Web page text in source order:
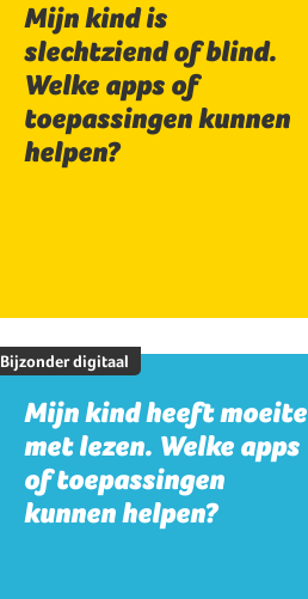
Mijn kind is
slechtziend of blind.
Welke apps of
toepassingen kunnen
helpen?
Bijzonder digitaal
Mijn kind heeft moeite
met lezen. Welke apps
of toepassingen
kunnen helpen?